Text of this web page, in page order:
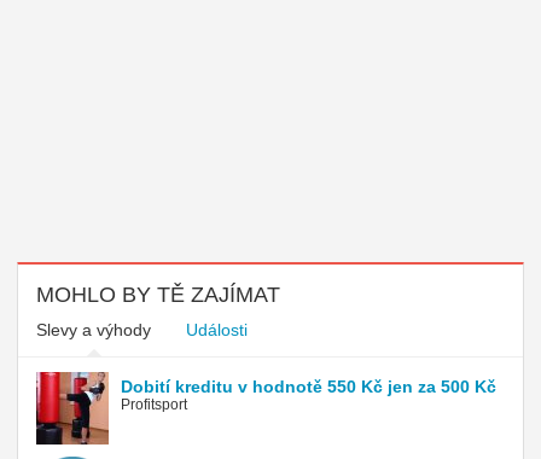
MOHLO BY TĚ ZAJÍMAT
Slevy a výhody Události
Dobití kreditu v hodnotě 550 Kč jen za 500 Kč
Profitsport